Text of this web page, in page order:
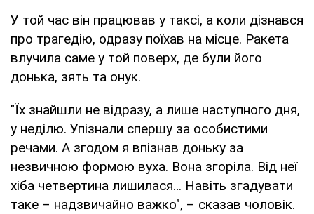
У той час він працював у таксі, а коли дізнався
про трагедію, одразу поїхав на місце. Ракета
влучила саме у той поверх, де були його
донька, зять та онук.
"Їх знайшли не відразу, а лише наступного дня,
у неділю. Упізнали спершу за особистими
речами. А згодом я впізнав доньку за
незвичною формою вуха. Вона згоріла. Від неї
хіба четвертина лишилася… Навіть згадувати
таке – надзвичайно важко", – сказав чоловік.